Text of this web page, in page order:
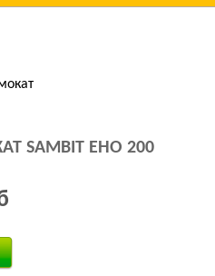
SAMBIT EHO 200